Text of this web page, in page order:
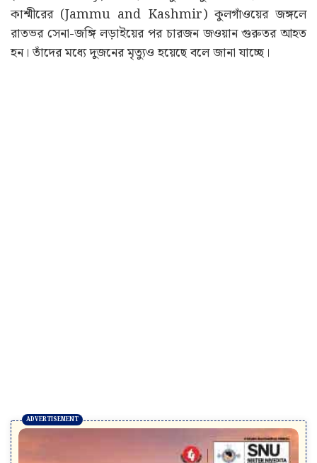
কাশ্মীরের (Jammu and Kashmir) কুলগাঁওয়ের জঙ্গলে
রাতভর সেনা-জঙ্গি লড়াইয়ের পর চারজন জওয়ান গুরুতর আহত
হন। তাঁদের মধ্যে দুজনের মৃত্যুও হয়েছে বলে জানা যাচ্ছে।